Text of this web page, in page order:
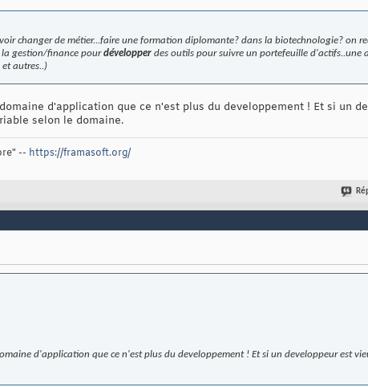
changer de métier...faire une formation diplomante? dans la biotechnologie? on
la gestion/finance pourdévelopper des outils pour suivre un portefeuille d'actifs..une
autres..)
d'application que ce n'est plus du developpement ! Et si un
selon le domaine.
-- https://framasoft.org/
d'application que ce n'est plus du developpement ! Et si un developpeur est